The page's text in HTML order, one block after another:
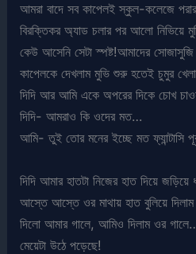
আমরা বাদে সব কাপেলই স্কুল-কলেজে পরার
বিরক্তিকর অ্যাড চলার পর আলো নিভিয়ে
কেউ আসেনি সেটা স্পষ্ট!আমাদের
কাপেলকে দেখলাম মুভি শুরু হতেই চুমুর
দিদি আর আমি একে অপরের দিকে চোখ
দিদি- আমরাও কি ওদের মত…
আমি- তুই তোর মনের ইচ্ছে মত ফ্যান্টাসি
দিদি আমার হাতটা নিজের হাত দিয়ে
আস্তে আস্তে ওর মাথায় হাত বুলিয়ে
দিলো আমার গালে, আমিও দিলাম ওর
মেয়েটা উঠে পড়েছে!